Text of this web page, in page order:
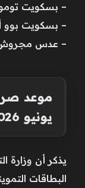
– بسكويت تومورو
– بسكويت بوو أنواع
– عدس مجروش 500 جم بسعر 21
موعد
يونيو 2026
يذكر أن وزارة